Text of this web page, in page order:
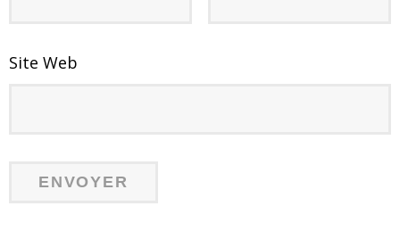
Site Web